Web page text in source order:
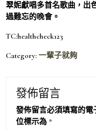
翠妮獻唱多首名歌曲，出
過難忘的晚會。
TC:healthcheck123
Category: 一輩子就夠
發佈留言
發佈留言必須填寫的電
位標示為 *